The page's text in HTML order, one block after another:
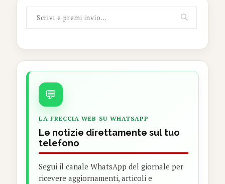
💬
LA FRECCIA WEB SU WHATSAPP
Le notizie direttamente sul tuo
telefono
Segui il canale WhatsApp del giornale per
ricevere aggiornamenti, articoli e